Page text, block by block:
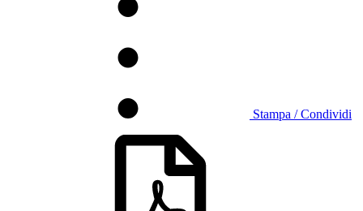
Stampa / Condividi